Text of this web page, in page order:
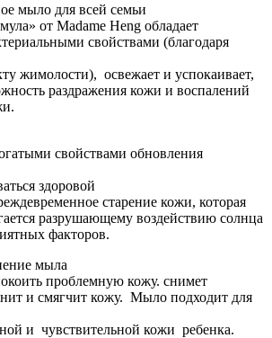
мыло для всей семьи
от Madame Heng обладает
свойствами (благодаря
жимолости), освежает и успокаивает,
раздражения кожи и воспалений
свойствами обновления
здоровой
старение кожи, которая
разрушающему воздействию солнца
факторов.
мыла
проблемную кожу. снимет
и смягчит кожу. Мыло подходит для
и чувствительной кожи ребенка.